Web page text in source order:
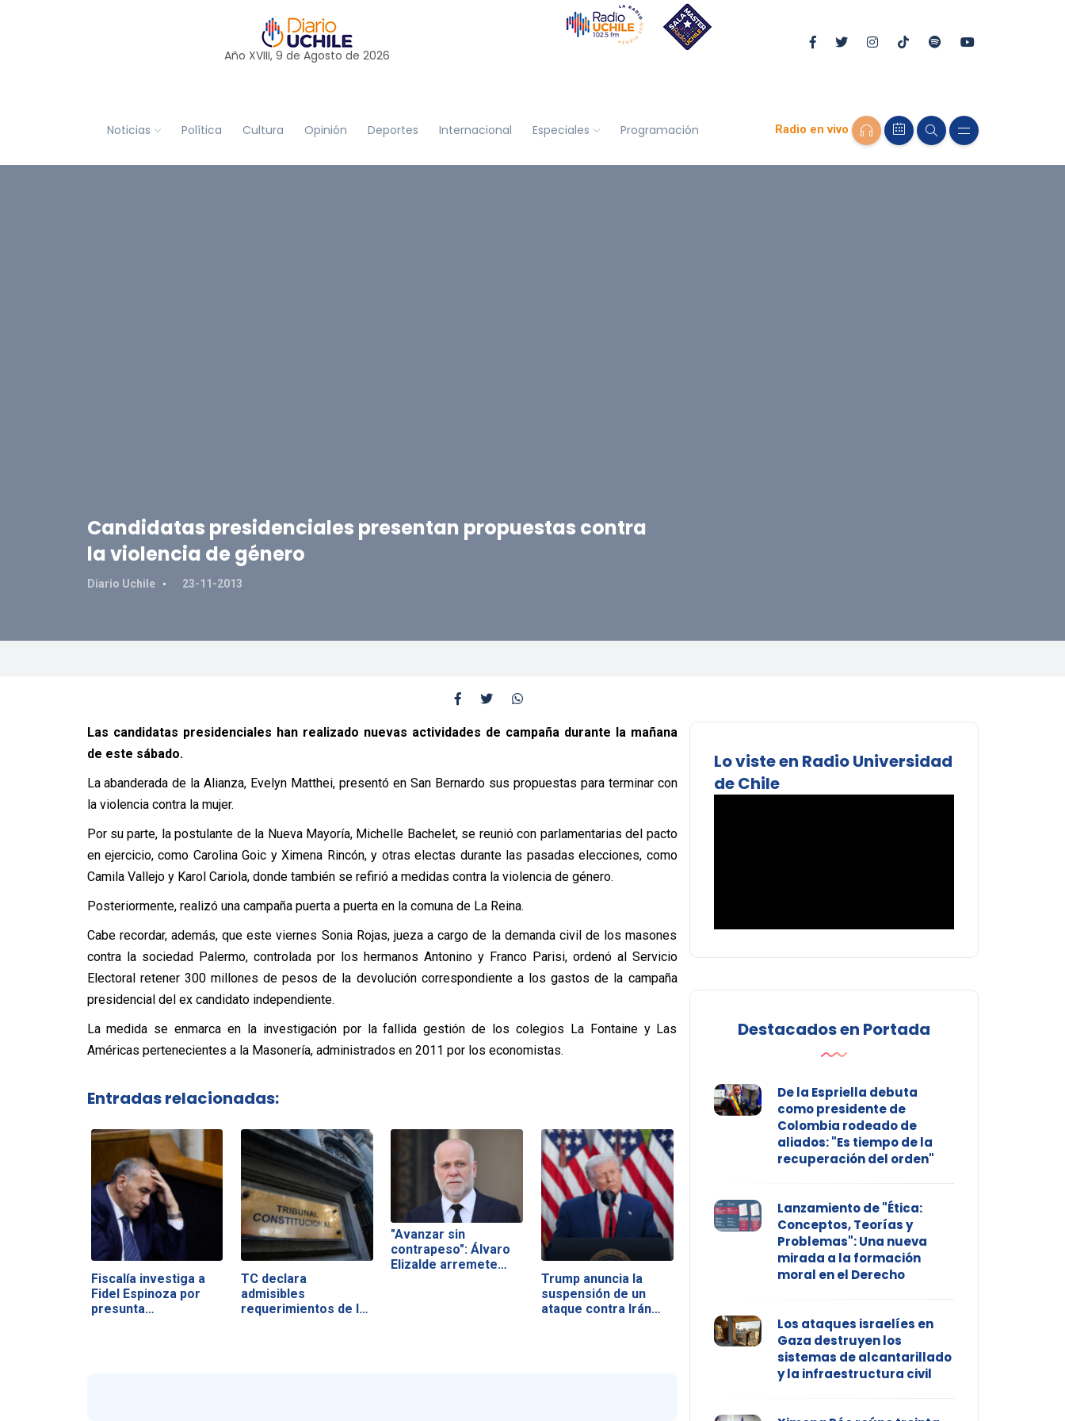
Año XVIII, 9 de Agosto de 2026
Noticias Política Cultura Opinión Deportes Internacional Especiales Programación Radio en vivo
Candidatas presidenciales presentan propuestas contra
la violencia de género
Diario Uchile 23-11-2013
Las candidatas presidenciales han realizado nuevas actividades de campaña durante la mañana
de este sábado.
La abanderada de la Alianza, Evelyn Matthei, presentó en San Bernardo sus propuestas para terminar con
la violencia contra la mujer.
Por su parte, la postulante de la Nueva Mayoría, Michelle Bachelet, se reunió con parlamentarias del pacto
en ejercicio, como Carolina Goic y Ximena Rincón, y otras electas durante las pasadas elecciones, como
Camila Vallejo y Karol Cariola, donde también se refirió a medidas contra la violencia de género.
Posteriormente, realizó una campaña puerta a puerta en la comuna de La Reina.
Cabe recordar, además, que este viernes Sonia Rojas, jueza a cargo de la demanda civil de los masones
contra la sociedad Palermo, controlada por los hermanos Antonino y Franco Parisi, ordenó al Servicio
Electoral retener 300 millones de pesos de la devolución correspondiente a los gastos de la campaña
presidencial del ex candidato independiente.
La medida se enmarca en la investigación por la fallida gestión de los colegios La Fontaine y Las
Américas pertenecientes a la Masonería, administrados en 2011 por los economistas.
Entradas relacionadas:
Fiscalía investiga a
Fidel Espinoza por
presunta…
TC declara
admisibles
requerimientos de la
"Avanzar sin
contrapeso": Álvaro
Elizalde arremete…
Trump anuncia la
suspensión de un
ataque contra Irán…
Lo viste en Radio Universidad
de Chile
Destacados en Portada
De la Espriella debuta
como presidente de
Colombia rodeado de
aliados: "Es tiempo de la
recuperación del orden"
Lanzamiento de "Ética:
Conceptos, Teorías y
Problemas": Una nueva
mirada a la formación
moral en el Derecho
Los ataques israelíes en
Gaza destruyen los
sistemas de alcantarillado
y la infraestructura civil